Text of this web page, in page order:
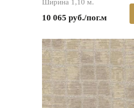
Ширина 1,10 м.
10 065 руб./пог.м